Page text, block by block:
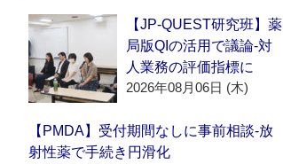
【JP-QUEST研究班】薬
局版QIの活用で議論‐対
人業務の評価指標に
2026年08月06日 (木)
【PMDA】受付期間なしに事前相談‐放
射性薬で手続き円滑化